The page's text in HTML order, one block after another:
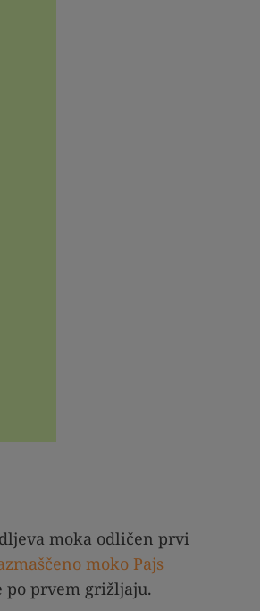
moka odličen prvi
moko Pajs
po prvem grižljaju.